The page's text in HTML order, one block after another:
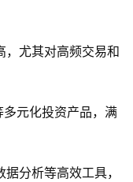
，尤其对高频交易和
元化投资产品，满
分析等高效工具，